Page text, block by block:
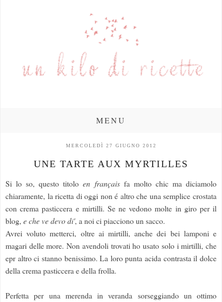
MENU
MERCOLEDÌ 27 GIUGNO 2012
UNE TARTE AUX MYRTILLES
Si lo so, questo titoloen françaisfa molto chic ma diciamolo
chiaramente, la ricetta di oggi non é altro che una semplice crostata
con crema pasticcera e mirtilli. Se ne vedono molte in giro per il
blog, e che ve devo di', a noi ci piacciono un sacco.
Avrei voluto metterci, oltre ai mirtilli, anche dei bei lamponi e
magari delle more. Non avendoli trovati ho usato solo i mirtilli, che
epr altro ci stanno benissimo. La loro punta acida contrasta il dolce
della crema pasticcera e della frolla.
Perfetta per una merenda in veranda sorseggiando un ottimo